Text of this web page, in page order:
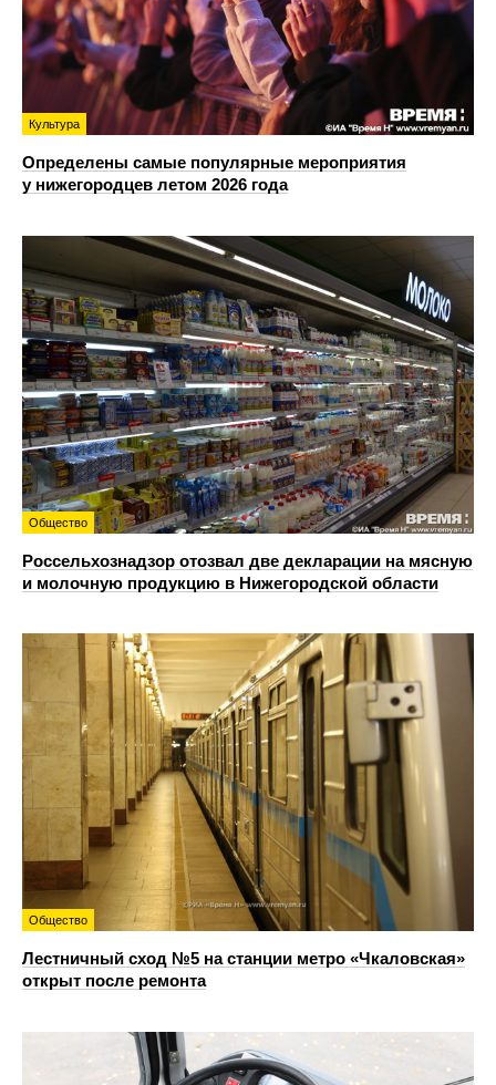
Культура
Определены самые популярные мероприятия
у нижегородцев летом 2026 года
Общество
Россельхознадзор отозвал две декларации на мясную
и молочную продукцию в Нижегородской области
Общество
Лестничный сход №5 на станции метро «Чкаловская»
открыт после ремонта